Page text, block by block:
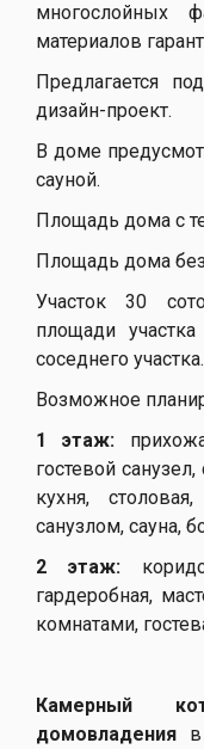
многослойных
материалов
Предлагается
дизайн-проект.
В доме
сауной.
Площадь дома с
Площадь дома
Участок 30
площади
соседнего участка.
Возможное
1 этаж:
гостевой
кухня, столовая,
санузлом, сауна,
2 этаж:
гардеробная,
комнатами,
Камерный
домовладения в